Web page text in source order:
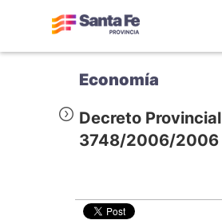
Economía
Decreto Provincial
3748/2006/2006